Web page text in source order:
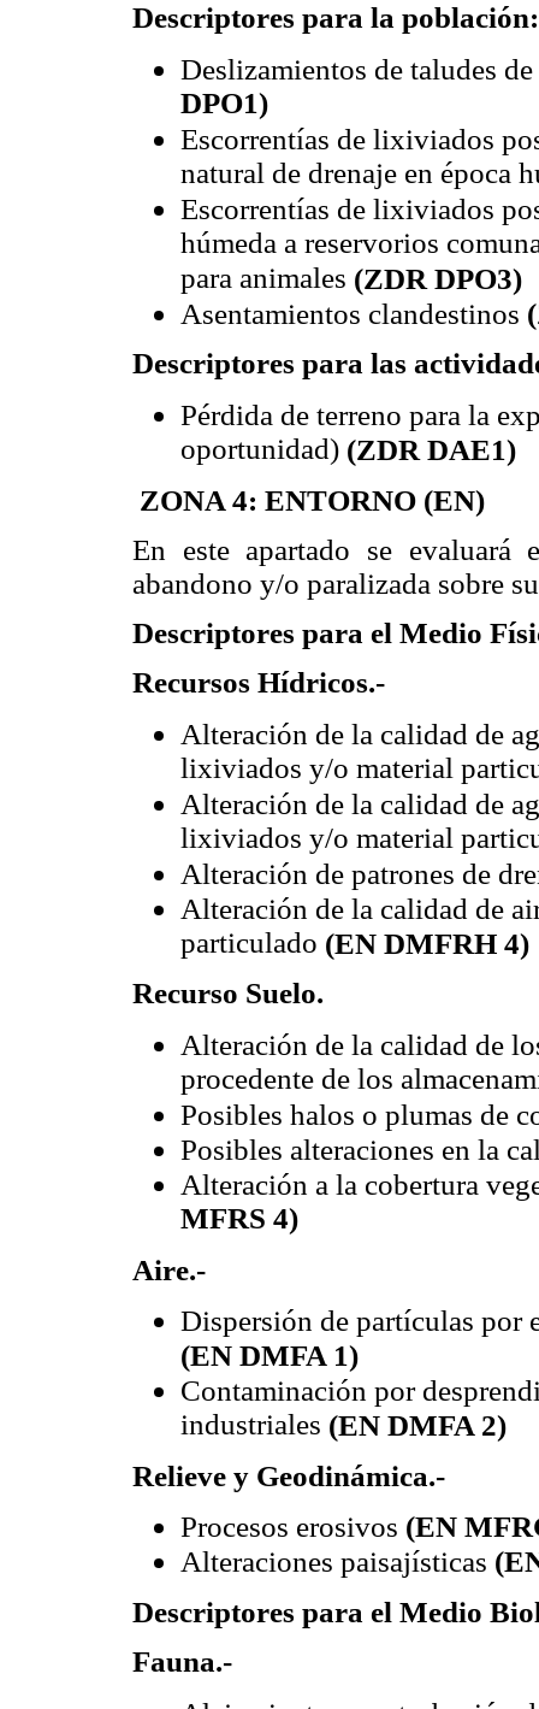
Descriptores para la población:
Deslizamientos de taludes
DPO1)
Escorrentías de lixiviados
natural de drenaje en época
Escorrentías de lixiviados
húmeda a reservorios
para animales (ZDR DPO3)
Asentamientos clandestinos
Descriptores para las
Pérdida de terreno para la
oportunidad) (ZDR DAE1)
ZONA 4: ENTORNO (EN)
En este apartado se evaluará
abandono y/o paralizada sobre
Descriptores para el Medio
Recursos Hídricos.-
Alteración de la calidad de
lixiviados y/o material
Alteración de la calidad de
lixiviados y/o material
Alteración de patrones de
Alteración de la calidad de
particulado (EN DMFRH 4)
Recurso Suelo.
Alteración de la calidad de
procedente de los
Posibles halos o plumas de
Posibles alteraciones en la
Alteración a la cobertura
MFRS 4)
Aire.-
Dispersión de partículas por
(EN DMFA 1)
Contaminación por
industriales (EN DMFA 2)
Relieve y Geodinámica.-
Procesos erosivos (EN
Alteraciones paisajísticas
Descriptores para el Medio
Fauna.-